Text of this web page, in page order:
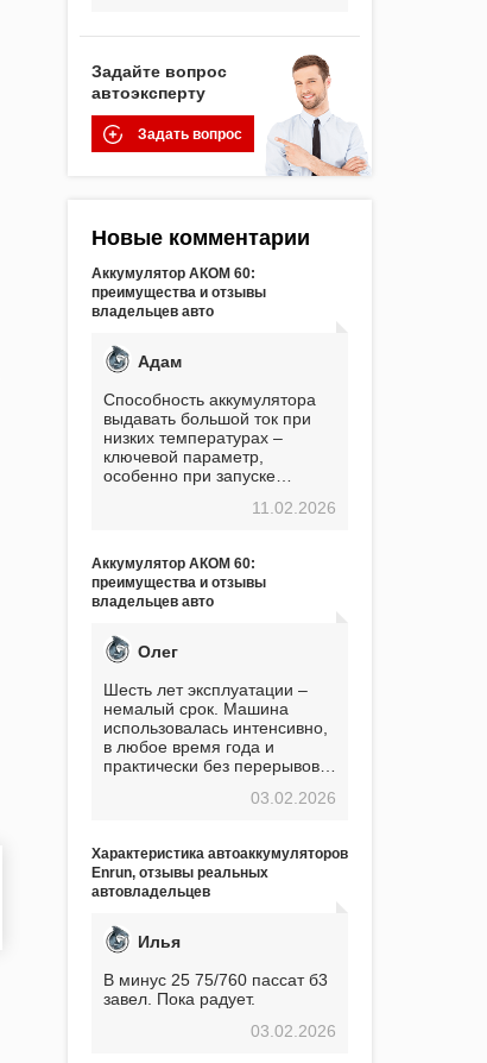
Задайте вопрос
автоэксперту
Задать вопрос
Новые комментарии
Аккумулятор АКОМ 60:
преимущества и отзывы
владельцев авто
Адам
Способность аккумулятора
выдавать большой ток при
низких температурах –
ключевой параметр,
особенно при запуске
показывает, что данный
стоимость. Долго сомневался
перед приобретением, но в
итоге ни разу не пожалел.
вложение, избавляющее от
головной боли, связанной с
АКБ. Подтверждаю
11.02.2026
Аккумулятор АКОМ 60:
преимущества и отзывы
владельцев авто
Олег
Шесть лет эксплуатации –
немалый срок. Машина
использовалась интенсивно,
в любое время года и
практически без перерывов.
экстремальные морозы,
прогревался, чтобы избежать
проблем. И тем не менее, за
весь период использования
связанной с аккумулятором.
Прекрасный аккумулятор!
Недавно установил новый
АКОМ + EFB 75. Судя по
характеристикам, он даже
превосходит предыдущую
03.02.2026
Характеристика автоаккумуляторов
Enrun, отзывы реальных
автовладельцев
Илья
В минус 25 75/760 пассат б3
завел. Пока радует.
03.02.2026